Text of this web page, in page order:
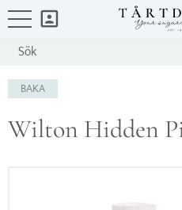
BAKA
Wilton Hidden